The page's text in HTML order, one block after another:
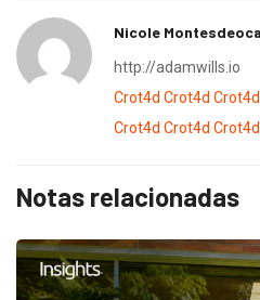
Nicole Montesdeoca
http://adamwills.io
Crot4d Crot4d Crot4d
Crot4d Crot4d Crot4d
Notas relacionadas